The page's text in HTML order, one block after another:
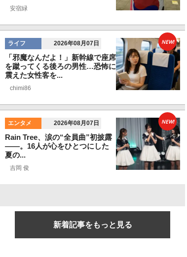
安宿緑
ライフ 2026年08月07日
「邪魔なんだよ！」新幹線で座席
を蹴ってくる後ろの男性…恐怖に
震えた女性客を...
chimi86
NEW!
エンタメ 2026年08月07日
Rain Tree、涙の“全員曲”初披露
――。16人が心をひとつにした
夏の...
吉岡 俊
NEW!
新着記事をもっと見る